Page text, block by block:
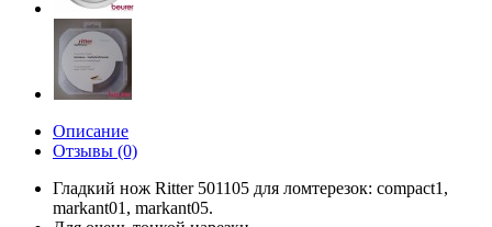
Описание
Отзывы (0)
Гладкий нож Ritter 501105 для ломтерезок: compact1,
markant01, markant05.